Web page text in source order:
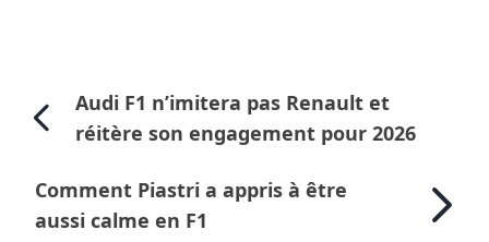
Audi F1 n’imitera pas Renault et
réitère son engagement pour 2026
Comment Piastri a appris à être
aussi calme en F1